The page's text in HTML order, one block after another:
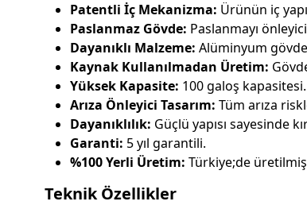
Patentli İç Mekanizma: Ürünün iç
Paslanmaz Gövde: Paslanmayı
Dayanıklı Malzeme: Alüminyum
Kaynak Kullanılmadan Üretim:
Yüksek Kapasite: 100 galoş kapasitesi.
Arıza Önleyici Tasarım: Tüm arıza
Dayanıklılık: Güçlü yapısı sayesinde
Garanti: 5 yıl garantili.
%100 Yerli Üretim: Türkiye;de
Teknik Özellikler